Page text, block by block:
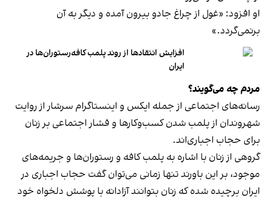
او افزود: «غول از چراغ جادو بیرون آمده و دیگر به آن
برنمی‎‌گردد.»
افزایش انتقادها از روند پلمب کافه‌رستوران‌ها در
ایران
مردم چه می‌گویند؟
رسانه‎‌های اجتماعی از جمله ایکس و اینستاگرام سرشار از روایت
شهروندان از پلمب شدن کسب‌وکارها و فشار اجتماعی بر زنان
برای حجاب اجباری‌اند.
گروهی از زنان با اشاره به پلمب کافه و رستوران‌ها و جریمه‌های
موجود، بر این باورند تنها زمانی می‌توان گفت حجاب اجباری در
ایران برچیده شده که زنان بتوانند آزادانه با پوشش دلخواه خود